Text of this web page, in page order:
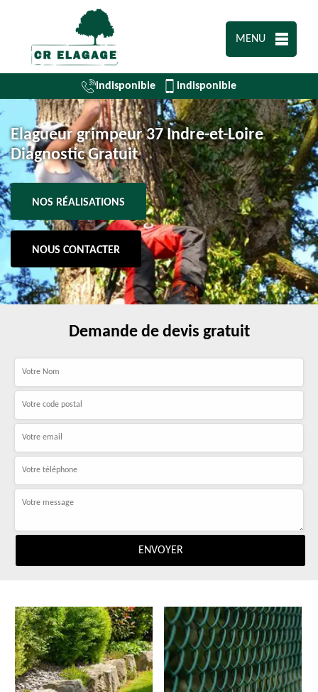
MENU
indisponible indisponible
Elagueur grimpeur 37 Indre-et-Loire
Diagnostic Gratuit
NOS RÉALISATIONS
NOUS CONTACTER
Demande de devis gratuit